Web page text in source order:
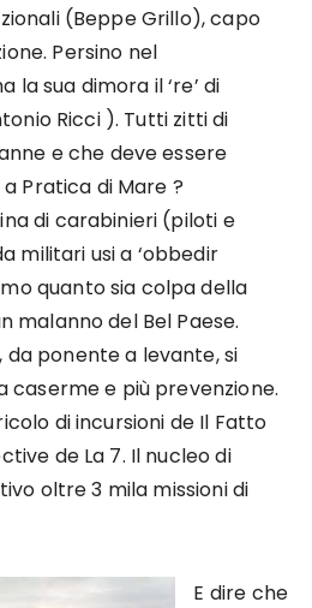
(Beppe Grillo), capo
Persino nel
la sua dimora il ‘re’ di
Ricci ). Tutti zitti di
e che deve essere
Pratica di Mare ?
di carabinieri (piloti e
militari usi a ‘obbedir
quanto sia colpa della
malanno del Bel Paese.
ponente a levante, si
caserme e più prevenzione.
di incursioni de Il Fatto
de La 7. Il nucleo di
oltre 3 mila missioni di
E dire che